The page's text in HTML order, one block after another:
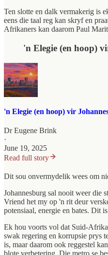
Ten slotte en dalk vermakerig is
eens die taal reg kan skryf en
Afrikaners kan daarom Paul
'n Elegie (en hoop)
'n Elegie (en hoop) vir
Dr Eugene Brink
·
June 19, 2025
Read full story
Dit sou onvermydelik wees om
Johannesburg sal nooit weer die
Vriend het my op 'n rit deur
potensiaal, energie en bates. Dit
Ek hou voorts vol dat Suid-Afrika
swak regering en korrupsie prys
is, maar daarom ook reggestel